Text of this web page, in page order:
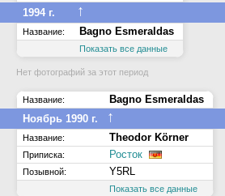
1994 г.
↑
Название: Bagno Esmeraldas
Показать все данные
Нет фотографий за этот период
Название:
Bagno Esmeraldas
Ноябрь 1990 г.
↑
Название: Theodor Körner
Приписка: Росток
Позывной: Y5RL
Показать все данные